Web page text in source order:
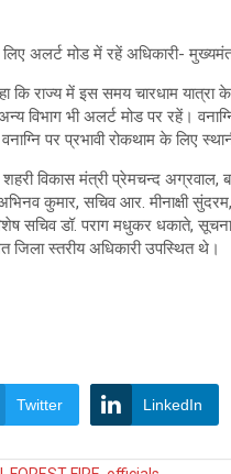
अलर्ट मोड में रहें अधिकारी-
राज्य में इस समय चारधाम यात्रा के
विभाग भी अलर्ट मोड पर रहें।
पर प्रभावी रोकथाम के लिए
विकास मंत्री प्रेमचन्द
कुमार, सचिव आर. मीनाक्षी
सचिव डॉ. पराग मधुकर धकाते,
जिला स्तरीय अधिकारी उपस्थित थे।
Twitter LinkedIn